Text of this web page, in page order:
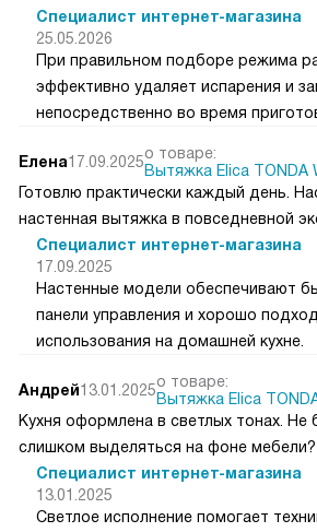
Специалист интернет-магазина
25.05.2026
При правильном подборе режима
эффективно удаляет испарения и
непосредственно во время
Елена17.09.2025о товаре:
Вытяжка Elica TONDA
Готовлю практически каждый день.
настенная вытяжка в повседневной
Специалист интернет-магазина
17.09.2025
Настенные модели обеспечивают
панели управления и хорошо
использования на домашней кухне.
Андрей13.01.2025о товаре:
Вытяжка Elica
Кухня оформлена в светлых тонах. Не
слишком выделяться на фоне мебели?
Специалист интернет-магазина
13.01.2025
Светлое исполнение помогает